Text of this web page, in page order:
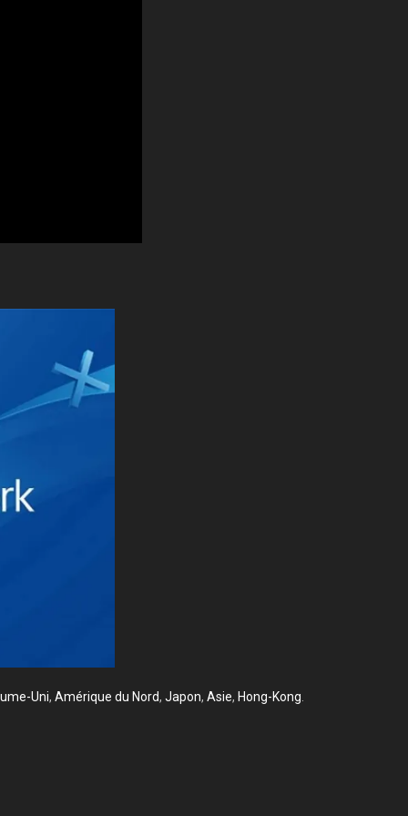
Uni, Amérique du Nord, Japon, Asie, Hong-Kong